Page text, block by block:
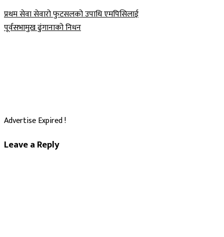
Post
navigation
प्रथम सेवा सेवारो फुटसलको उपाधि एमपिसिलाई
पूर्वसभामुख ढुंगानाको निधन
Advertise Expired !
Leave a Reply